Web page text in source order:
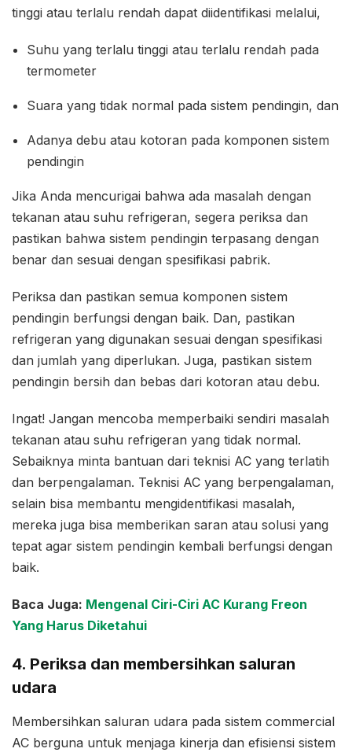
tinggi atau terlalu rendah dapat diidentifikasi melalui,
Suhu yang terlalu tinggi atau terlalu rendah pada
termometer
Suara yang tidak normal pada sistem pendingin, dan
Adanya debu atau kotoran pada komponen sistem
pendingin
Jika Anda mencurigai bahwa ada masalah dengan
tekanan atau suhu refrigeran, segera periksa dan
pastikan bahwa sistem pendingin terpasang dengan
benar dan sesuai dengan spesifikasi pabrik.
Periksa dan pastikan semua komponen sistem
pendingin berfungsi dengan baik. Dan, pastikan
refrigeran yang digunakan sesuai dengan spesifikasi
dan jumlah yang diperlukan. Juga, pastikan sistem
pendingin bersih dan bebas dari kotoran atau debu.
Ingat! Jangan mencoba memperbaiki sendiri masalah
tekanan atau suhu refrigeran yang tidak normal.
Sebaiknya minta bantuan dari teknisi AC yang terlatih
dan berpengalaman. Teknisi AC yang berpengalaman,
selain bisa membantu mengidentifikasi masalah,
mereka juga bisa memberikan saran atau solusi yang
tepat agar sistem pendingin kembali berfungsi dengan
baik.
Baca Juga: Mengenal Ciri-Ciri AC Kurang Freon
Yang Harus Diketahui
4. Periksa dan membersihkan saluran
udara
Membersihkan saluran udara pada sistem commercial
AC berguna untuk menjaga kinerja dan efisiensi sistem